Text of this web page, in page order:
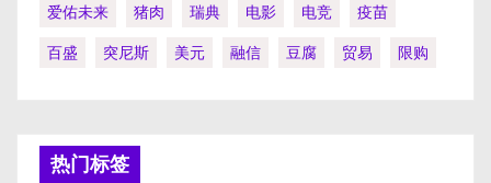
爱佑未来
猪肉 瑞典 电影 电竞
疫苗
百盛
突尼斯 美元 融信 豆腐 贸易 限购
热门标签